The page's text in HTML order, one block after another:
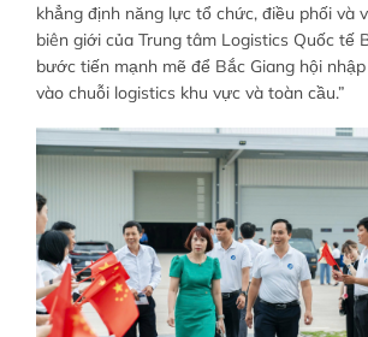
khẳng định năng lực tổ chức, điều phối và
biên giới của Trung tâm Logistics Quốc tế
bước tiến mạnh mẽ để Bắc Giang hội
vào chuỗi logistics khu vực và toàn cầu.”